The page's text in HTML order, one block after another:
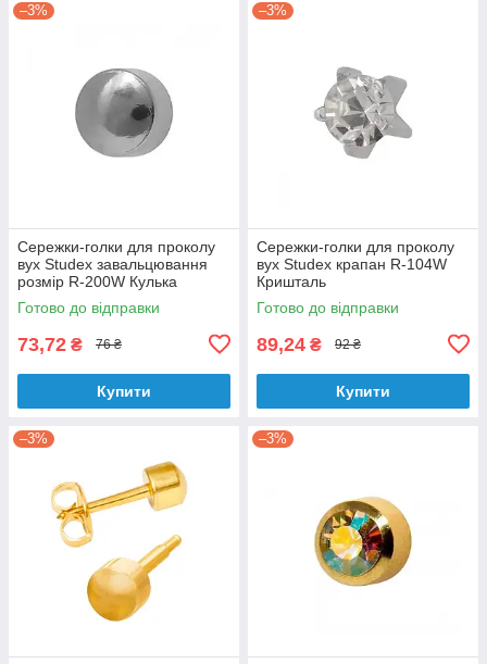
–3%
Сережки-голки для проколу
вух Studex завальцювання
розмір R-200W Кулька
Готово до відправки
73,72 ₴ 76 ₴
Купити
–3%
Сережки-голки для проколу
вух Studex крапан R-104W
Кришталь
Готово до відправки
89,24 ₴ 92 ₴
Купити
–3% –3%